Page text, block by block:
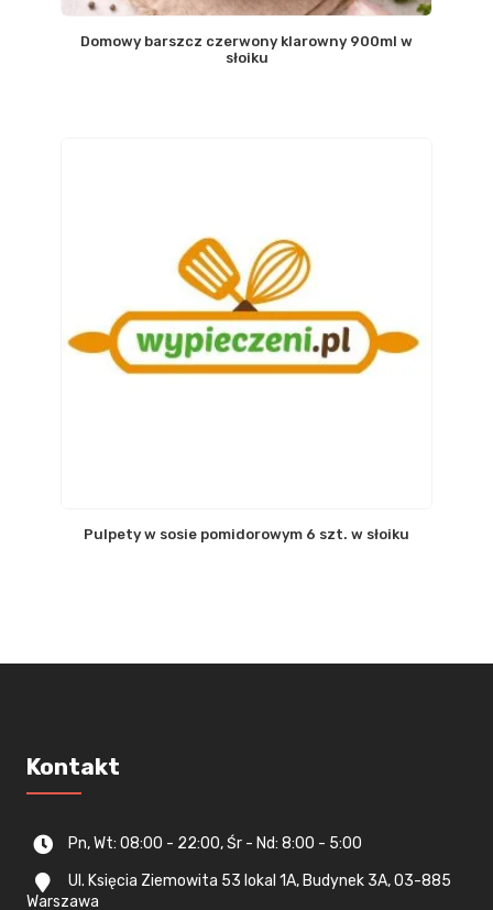
Domowy barszcz czerwony klarowny 900ml w
słoiku
Pulpety w sosie pomidorowym 6 szt. w słoiku
Kontakt
Pn, Wt: 08:00 - 22:00, Śr - Nd: 8:00 - 5:00
Ul. Księcia Ziemowita 53 lokal 1A, Budynek 3A, 03-885
Warszawa